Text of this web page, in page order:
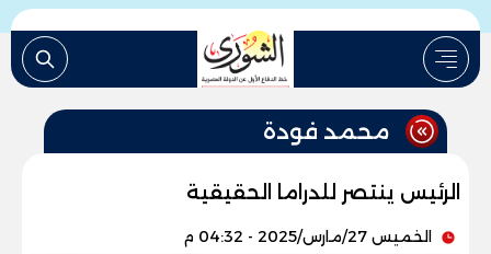
محمد فودة
الرئيس ينتصر للدراما الحقيقية
الخميس 27/مارس/2025 - 04:32 م